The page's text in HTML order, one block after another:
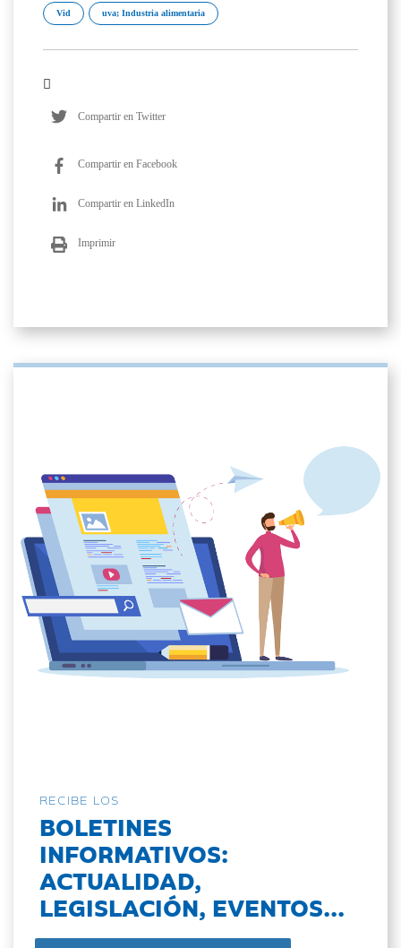
Vid uva; Industria alimentaria
Compartir en Twitter
Compartir en Facebook
Compartir en LinkedIn
Imprimir
RECIBE LOS
BOLETINES
INFORMATIVOS:
ACTUALIDAD,
LEGISLACIÓN, EVENTOS...